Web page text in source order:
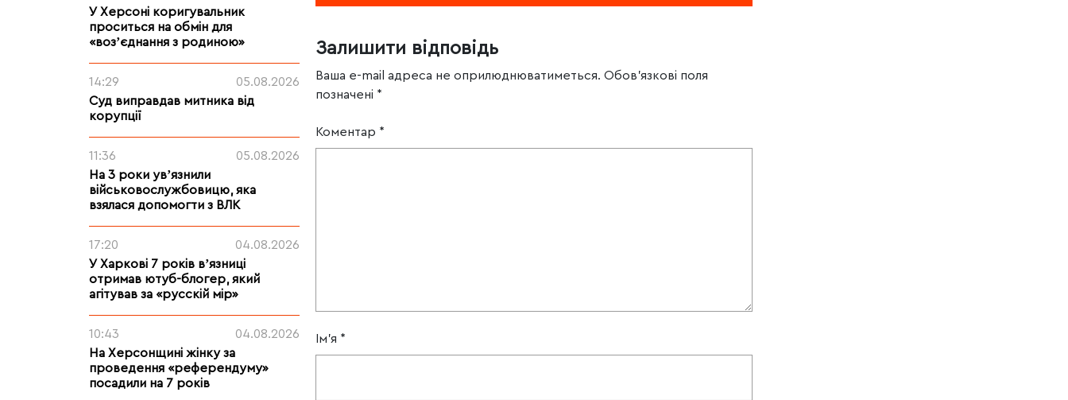
У Херсоні коригувальник
проситься на обмін для
«возʼєднання з родиною»
14:29
05.08.2026
Суд виправдав митника від
корупції
11:36
05.08.2026
На 3 роки увʼязнили
військовослужбовицю, яка
взялася допомогти з ВЛК
17:20
04.08.2026
У Харкові 7 років вʼязниці
отримав ютуб-блогер, який
агітував за «русскій мір»
10:43
04.08.2026
На Херсонщині жінку за
проведення «референдуму»
посадили на 7 років
Залишити відповідь
Ваша e-mail адреса не оприлюднюватиметься. Обов’язкові поля
позначені *
Коментар *
Ім'я *